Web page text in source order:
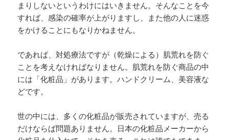
まりしないというわけにはいきません。そんなことを今
すれば、感染の確率が上がりますし、また他の人に迷惑
をかけることにもなりかねません。
であれば、対処療法ですが（乾燥による）肌荒れを防ぐ
ことを考えなければなりません。肌荒れを防ぐ商品の中
には「化粧品」があります。ハンドクリーム、美容液な
どです。
世の中には、多くの化粧品が販売されていますが、売る
だけならば問題ありません。日本の化粧品メーカーから